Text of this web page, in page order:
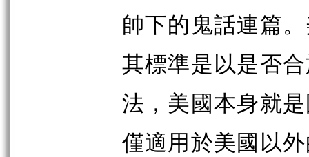
帥下的鬼話連篇
其標準是以是否
法，美國本身就
僅適用於美國以